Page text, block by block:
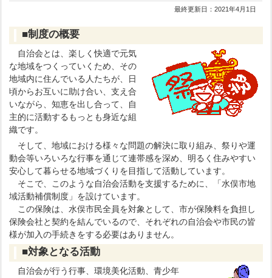
最終更新日：2021年4月1日
■制度の概要
自治会とは、楽しく快適で元気
な地域をつくっていくため、その
地域内に住んでいる人たちが、日
頃からお互いに助け合い、支え合
いながら、知恵を出し合って、自
主的に活動するもっとも身近な組
織です。
そして、地域における様々な問題の解決に取り組み、祭りや運
動会等いろいろな行事を通じて連帯感を深め、明るく住みやすい
安心して暮らせる地域づくりを目指して活動しています。
そこで、このような自治会活動を支援するために、「水俣市地
域活動補償制度」を設けています。
この保険は、水俣市民全員を対象として、市が保険料を負担し
保険会社と契約を結んでいるので、それぞれの自治会や市民の皆
様が加入の手続きをする必要はありません。
■対象となる活動
自治会が行う行事、環境美化活動、青少年